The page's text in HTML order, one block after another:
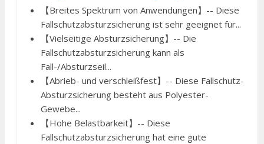
【Breites Spektrum von Anwendungen】-- Diese
Fallschutzabsturzsicherung ist sehr geeignet für...
【Vielseitige Absturzsicherung】-- Die
Fallschutzabsturzsicherung kann als
Fall-/Absturzseil...
【Abrieb- und verschleißfest】-- Diese Fallschutz-
Absturzsicherung besteht aus Polyester-
Gewebe...
【Hohe Belastbarkeit】-- Diese
Fallschutzabsturzsicherung hat eine gute